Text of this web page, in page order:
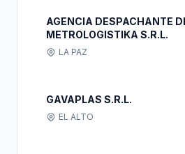
AGENCIA DESPACHANTE
METROLOGISTIKA S.R.L.
LA PAZ
GAVAPLAS S.R.L.
EL ALTO